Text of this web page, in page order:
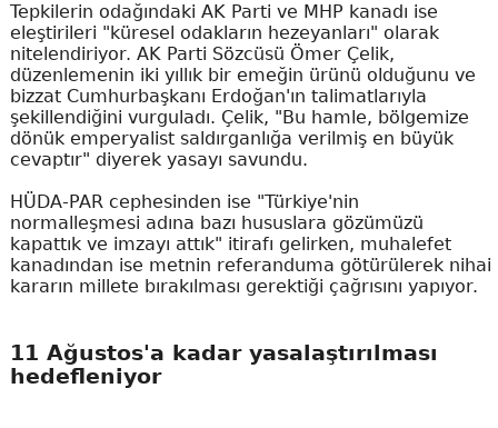
Tepkilerin odağındaki AK Parti ve MHP kanadı ise
eleştirileri "küresel odakların hezeyanları" olarak
nitelendiriyor. AK Parti Sözcüsü Ömer Çelik,
düzenlemenin iki yıllık bir emeğin ürünü olduğunu ve
bizzat Cumhurbaşkanı Erdoğan'ın talimatlarıyla
şekillendiğini vurguladı. Çelik, "Bu hamle, bölgemize
dönük emperyalist saldırganlığa verilmiş en büyük
cevaptır" diyerek yasayı savundu.
HÜDA-PAR cephesinden ise "Türkiye'nin
normalleşmesi adına bazı hususlara gözümüzü
kapattık ve imzayı attık" itirafı gelirken, muhalefet
kanadından ise metnin referanduma götürülerek nihai
kararın millete bırakılması gerektiği çağrısını yapıyor.
11 Ağustos'a kadar yasalaştırılması
hedefleniyor